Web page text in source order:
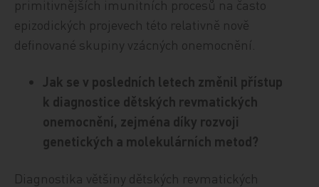
primitivnějších imunitních procesů na často
epizodických projevech této relativně nově
definované skupiny vzácných onemocnění.
Jak se v posledních letech změnil přístup
k diagnostice dětských revmatických
onemocnění, zejména díky rozvoji
genetických a molekulárních metod?
Diagnostika většiny dětských revmatických